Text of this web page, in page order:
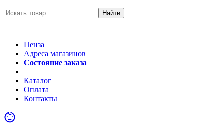
Найти
Пенза
Адреса магазинов
Состояние заказа
Каталог
Оплата
Контакты